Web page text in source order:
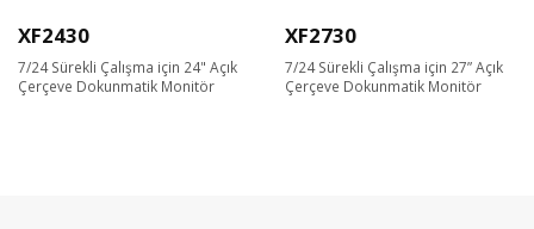
XF2430
7/24 Sürekli Çalışma için 24" Açık
Çerçeve Dokunmatik Monitör
XF2730
7/24 Sürekli Çalışma için 27” Açık
Çerçeve Dokunmatik Monitör